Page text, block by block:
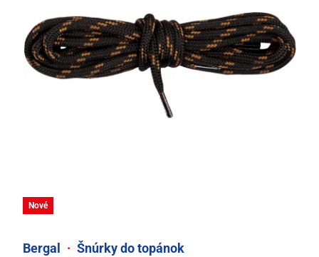
Nové
Bergal · Šnúrky do topánok